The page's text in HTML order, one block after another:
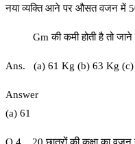
नया व्यक्ति आने पर औसत वजन में
Gm की कमी होती है तो जाने
Ans. (a) 61 Kg (b) 63 Kg
Answer
(a) 61